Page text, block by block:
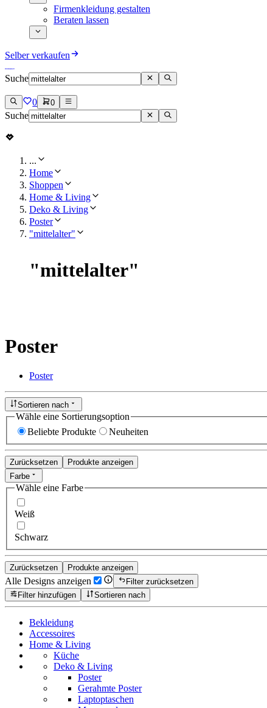
Firmenkleidung gestalten
Beraten lassen
Selber verkaufen
Suche
0 0
Suche
...
Home
Shoppen
Home & Living
Deko & Living
Poster
"mittelalter"
"mittelalter"
Poster
Poster
Sortieren nach
Wähle eine Sortierungsoption
Beliebte Produkte
Neuheiten
Zurücksetzen
Produkte anzeigen
Farbe
Wähle eine Farbe
Weiß
Schwarz
Zurücksetzen Produkte anzeigen
Alle Designs anzeigen
Filter zurücksetzen
Filter hinzufügen
Sortieren nach
Bekleidung
Accessoires
Home & Living
Küche
Deko & Living
Poster
Gerahmte Poster
Laptoptaschen